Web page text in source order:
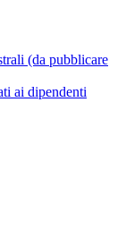
(da pubblicare
ai dipendenti